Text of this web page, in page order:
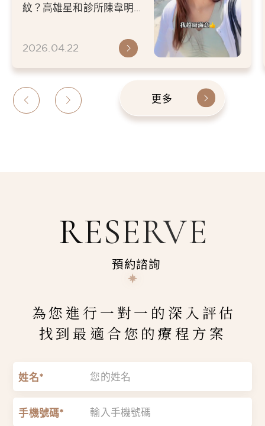
遮蓋法令紋的部分 整
紋？高雄星和診所陳韋明醫
體驗分享！對症下藥填補臉
部凹陷...
2026.04.22
更多
RESERVE
預約諮詢
為您進行一對一的深入評估
找到最適合您的療程方案
姓名*
手機號碼*